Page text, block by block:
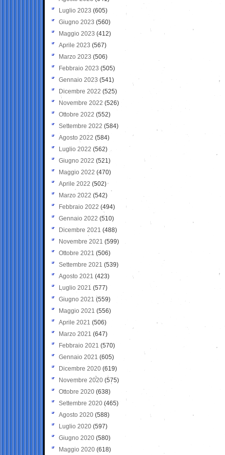
Luglio 2023 (605)
Giugno 2023 (560)
Maggio 2023 (412)
Aprile 2023 (567)
Marzo 2023 (506)
Febbraio 2023 (505)
Gennaio 2023 (541)
Dicembre 2022 (525)
Novembre 2022 (526)
Ottobre 2022 (552)
Settembre 2022 (584)
Agosto 2022 (584)
Luglio 2022 (562)
Giugno 2022 (521)
Maggio 2022 (470)
Aprile 2022 (502)
Marzo 2022 (542)
Febbraio 2022 (494)
Gennaio 2022 (510)
Dicembre 2021 (488)
Novembre 2021 (599)
Ottobre 2021 (506)
Settembre 2021 (539)
Agosto 2021 (423)
Luglio 2021 (577)
Giugno 2021(559)
Maggio 2021 (556)
Aprile 2021 (506)
Marzo 2021 (647)
Febbraio 2021 (570)
Gennaio 2021 (605)
Dicembre 2020 (619)
Novembre 2020 (575)
Ottobre 2020 (638)
Settembre 2020(465)
Agosto 2020 (588)
Luglio 2020 (597)
Giugno 2020 (580)
Maggio 2020 (618)